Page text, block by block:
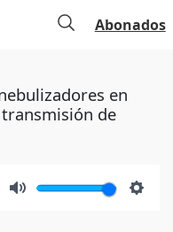
Abonados
en
de